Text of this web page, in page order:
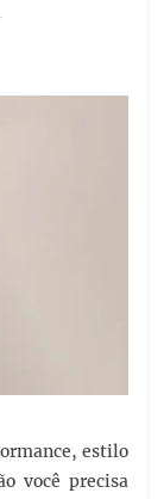
estilo
você precisa